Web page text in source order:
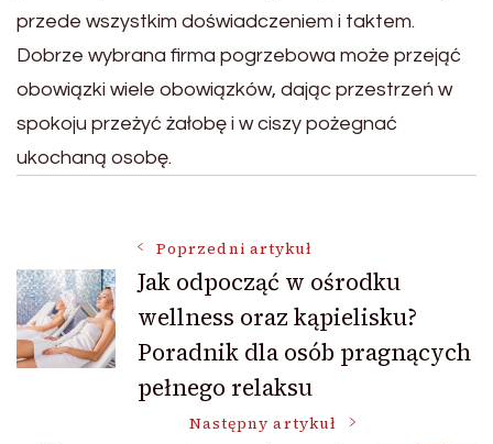
przede wszystkim doświadczeniem i taktem.
Dobrze wybrana firma pogrzebowa może przejąć
obowiązki wiele obowiązków, dając przestrzeń w
spokoju przeżyć żałobę i w ciszy pożegnać
ukochaną osobę.
Nawigacja
wpisu
Poprzedni artykuł
Jak odpocząć w ośrodku
wellness oraz kąpielisku?
Poradnik dla osób pragnących
pełnego relaksu
Następny artykuł